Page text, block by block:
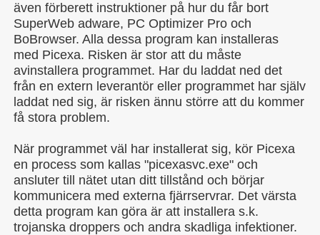
även förberett instruktioner på hur du får bort
SuperWeb adware, PC Optimizer Pro och
BoBrowser. Alla dessa program kan installeras
med Picexa. Risken är stor att du måste
avinstallera programmet. Har du laddat ned det
från en extern leverantör eller programmet har själv
laddat ned sig, är risken ännu större att du kommer
få stora problem.
När programmet väl har installerat sig, kör Picexa
en process som kallas "picexasvc.exe" och
ansluter till nätet utan ditt tillstånd och börjar
kommunicera med externa fjärrservrar. Det värsta
detta program kan göra är att installera s.k.
trojanska droppers och andra skadliga infektioner.